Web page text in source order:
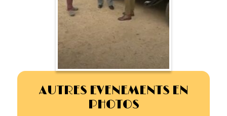
AUTRES EVENEMENTS EN
PHOTOS